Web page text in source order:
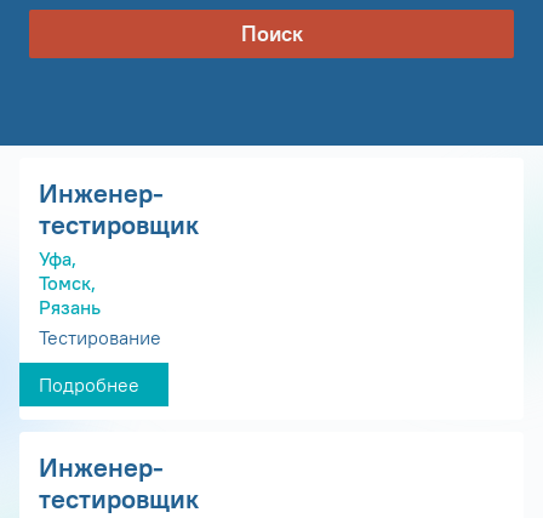
Поиск
Инженер-
тестировщик
Уфа,
Томск,
Рязань
Тестирование
Подробнее
Инженер-
тестировщик